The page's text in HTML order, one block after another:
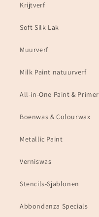
Krijtverf
Soft Silk Lak
Muurverf
Milk Paint natuurverf
All-in-One Paint & Primer
Boenwas & Colourwax
Metallic Paint
Verniswas
Stencils-Sjablonen
Abbondanza Specials